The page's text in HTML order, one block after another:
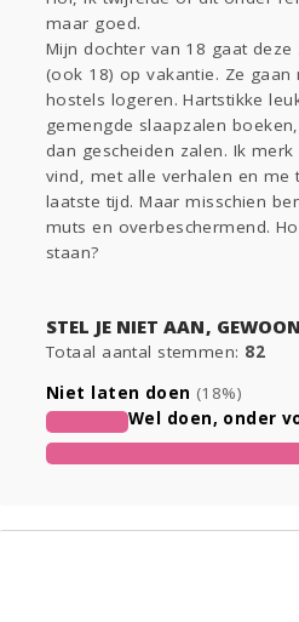
Sport
Gevraagd
Horen
Lezen
maar goed.
Mijn dochter van 18 gaat
(ook 18) op vakantie. Ze gaan
hostels logeren. Hartstikke
gemengde slaapzalen
dan gescheiden zalen. Ik
vind, met alle verhalen en me
laatste tijd. Maar misschien
muts en overbeschermend.
staan?
STEL JE NIET AAN,
Totaal aantal stemmen: 82
Niet laten doen (18%)
Wel doen, onder